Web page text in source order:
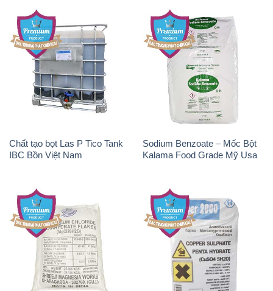
Chất tạo bọt Las P Tico Tank
IBC Bồn Việt Nam
Sodium Benzoate – Mốc Bột
Kalama Food Grade Mỹ Usa